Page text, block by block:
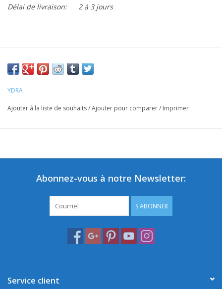
Délai de livraison:
2 à 3 jours
YDRA
Ajouter à la liste de souhaits/Ajouter pour comparer/ Imprimer
Abonnez-vous à notre Newsletter:
S'ABONNER
Service client